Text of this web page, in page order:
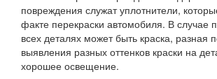
повреждения служат уплотнители,
факте перекраски автомобиля. В случае
всех деталях может быть краска, разная
выявления разных оттенков краски на
хорошее освещение.